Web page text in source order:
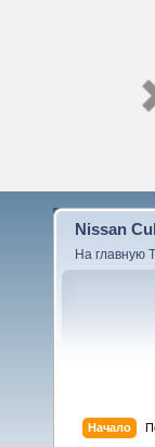
Nissan
На главную
Начало